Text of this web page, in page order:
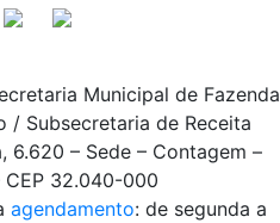
Municipal de Fazenda
/ Subsecretaria de Receita
6.620 – Sede – Contagem –
CEP 32.040-000
agendamento: de segunda a